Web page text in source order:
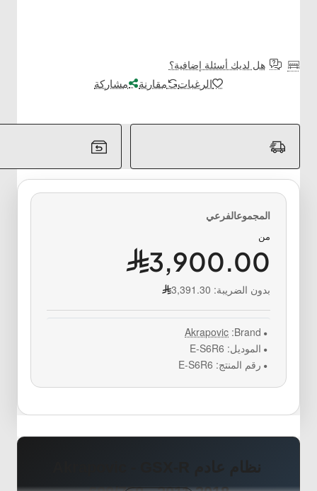
هل لديك أسئلة إضافية؟
الرغبات مقارنة مشاركة
من
3,900.00
بدون الضريبة: 3,391.30
Brand:
Akrapovic
الموديل: E-S6R6
رقم المنتج: E-S6R6